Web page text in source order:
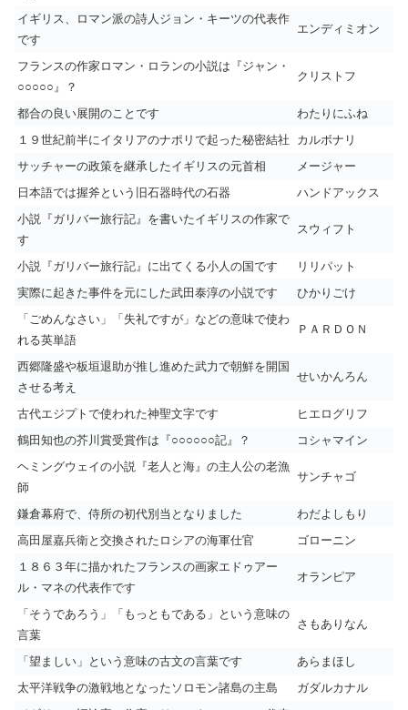
イギリス、ロマン派の詩人ジョン・キーツの代表作
です
エンディミオン
フランスの作家ロマン・ロランの小説は『ジャン・
○○○○○』？
クリストフ
都合の良い展開のことです
わたりにふね
１９世紀前半にイタリアのナポリで起った秘密結社
カルボナリ
サッチャーの政策を継承したイギリスの元首相
メージャー
日本語では握斧という旧石器時代の石器
ハンドアックス
小説『ガリバー旅行記』を書いたイギリスの作家で
す
スウィフト
小説『ガリバー旅行記』に出てくる小人の国です
リリパット
実際に起きた事件を元にした武田泰淳の小説です
ひかりごけ
「ごめんなさい」「失礼ですが」などの意味で使わ
れる英単語
ＰＡＲＤＯＮ
西郷隆盛や板垣退助が推し進めた武力で朝鮮を開国
させる考え
せいかんろん
古代エジプトで使われた神聖文字です
ヒエログリフ
鶴田知也の芥川賞受賞作は『○○○○○○記』？
コシャマイン
ヘミングウェイの小説『老人と海』の主人公の老漁
師
サンチャゴ
鎌倉幕府で、侍所の初代別当となりました
わだよしもり
高田屋嘉兵衛と交換されたロシアの海軍仕官
ゴローニン
１８６３年に描かれたフランスの画家エドゥアー
ル・マネの代表作です
オランピア
「そうであろう」「もっともである」という意味の
言葉
さもありなん
「望ましい」という意味の古文の言葉です
あらまほし
太平洋戦争の激戦地となったソロモン諸島の主島
ガダルカナル